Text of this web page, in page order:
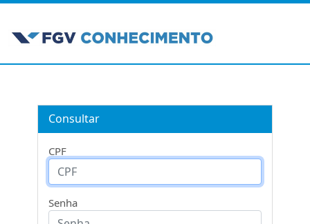
Consultar
CPF
Senha